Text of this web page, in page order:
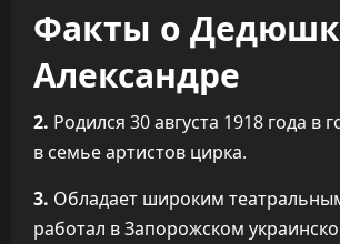
Факты о
Александре
2. Родился 30 августа 1918 года в
в семье артистов цирка.
3. Обладает широким
работал в Запорожском